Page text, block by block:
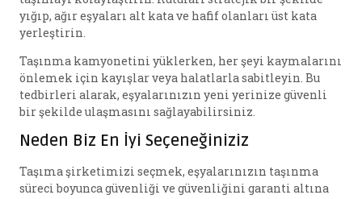
yığıp, ağır eşyaları alt kata ve hafif olanları üst kata
yerleştirin.
Taşınma kamyonetini yüklerken, her şeyi kaymalarını
önlemek için kayışlar veya halatlarla sabitleyin. Bu
tedbirleri alarak, eşyalarınızın yeni yerinize güvenli
bir şekilde ulaşmasını sağlayabilirsiniz.
Neden Biz En İyi Seçeneğiniziz
Taşıma şirketimizi seçmek, eşyalarınızın taşınma
süreci boyunca güvenliği ve güvenliğini garanti altına